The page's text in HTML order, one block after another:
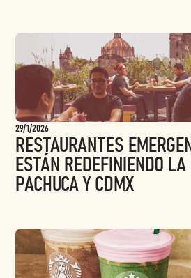
29/1/2026
RESTAURANTES
ESTÁN REDEFINIENDO LA
PACHUCA Y CDMX